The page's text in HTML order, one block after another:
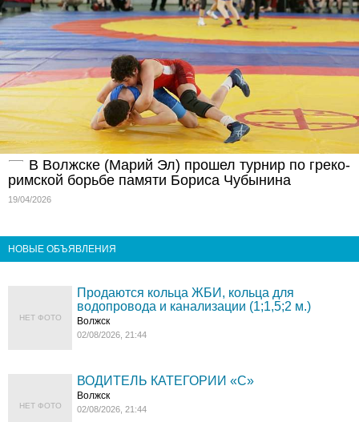
В Волжске (Марий Эл) прошел турнир по греко-
римской борьбе памяти Бориса Чубынина
19/04/2026
НОВЫЕ ОБЪЯВЛЕНИЯ
НЕТ ФОТО
Продаются кольца ЖБИ, кольца для
водопровода и канализации (1;1,5;2 м.)
Волжск
02/08/2026, 21:44
НЕТ ФОТО
ВОДИТЕЛЬ КАТЕГОРИИ «C»
Волжск
02/08/2026, 21:44